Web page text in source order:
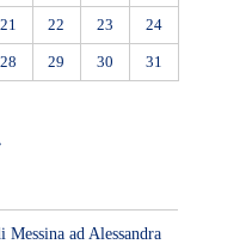
21 22 23 24
28 29 30 31
ad Alessandra